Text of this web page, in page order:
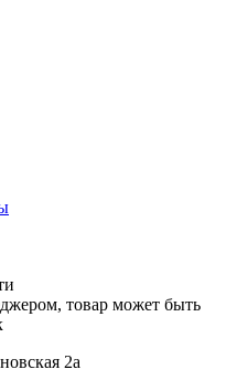
товар может быть
2а